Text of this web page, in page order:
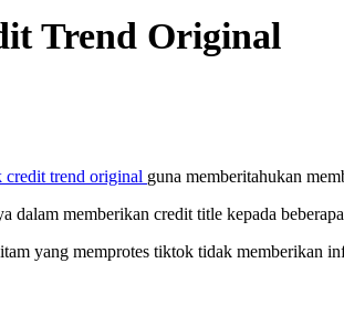
Trend Original
credit trend original guna memberitahukan
dalam memberikan credit title kepada
yang memprotes tiktok tidak memberikan